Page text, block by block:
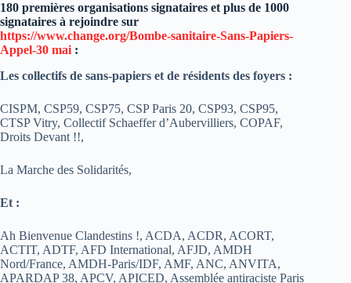
180 premières organisations signataires et plus de 1000
signataires à rejoindre sur
https://www.change.org/Bombe-sanitaire-Sans-Papiers-
Appel-30 mai :
Les collectifs de sans-papiers et de résidents des foyers :
CISPM, CSP59, CSP75, CSP Paris 20, CSP93, CSP95,
CTSP Vitry, Collectif Schaeffer d’Aubervilliers, COPAF,
Droits Devant !!,
La Marche des Solidarités,
Et :
Ah Bienvenue Clandestins !, ACDA, ACDR, ACORT,
ACTIT, ADTF, AFD International, AFJD, AMDH
Nord/France, AMDH-Paris/IDF, AMF, ANC, ANVITA,
APARDAP 38, APCV, APICED, Assemblée antiraciste Paris